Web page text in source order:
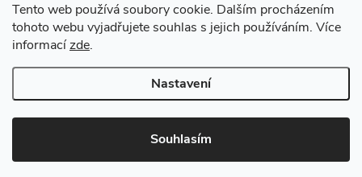
Tento web používá soubory cookie. Dalším procházením
tohoto webu vyjadřujete souhlas s jejich používáním. Více
informacízde.
Nastavení
Souhlasím
Copyright 2026VV DESIGN. Všechna práva vyhrazena.Upravit
nastavení cookies